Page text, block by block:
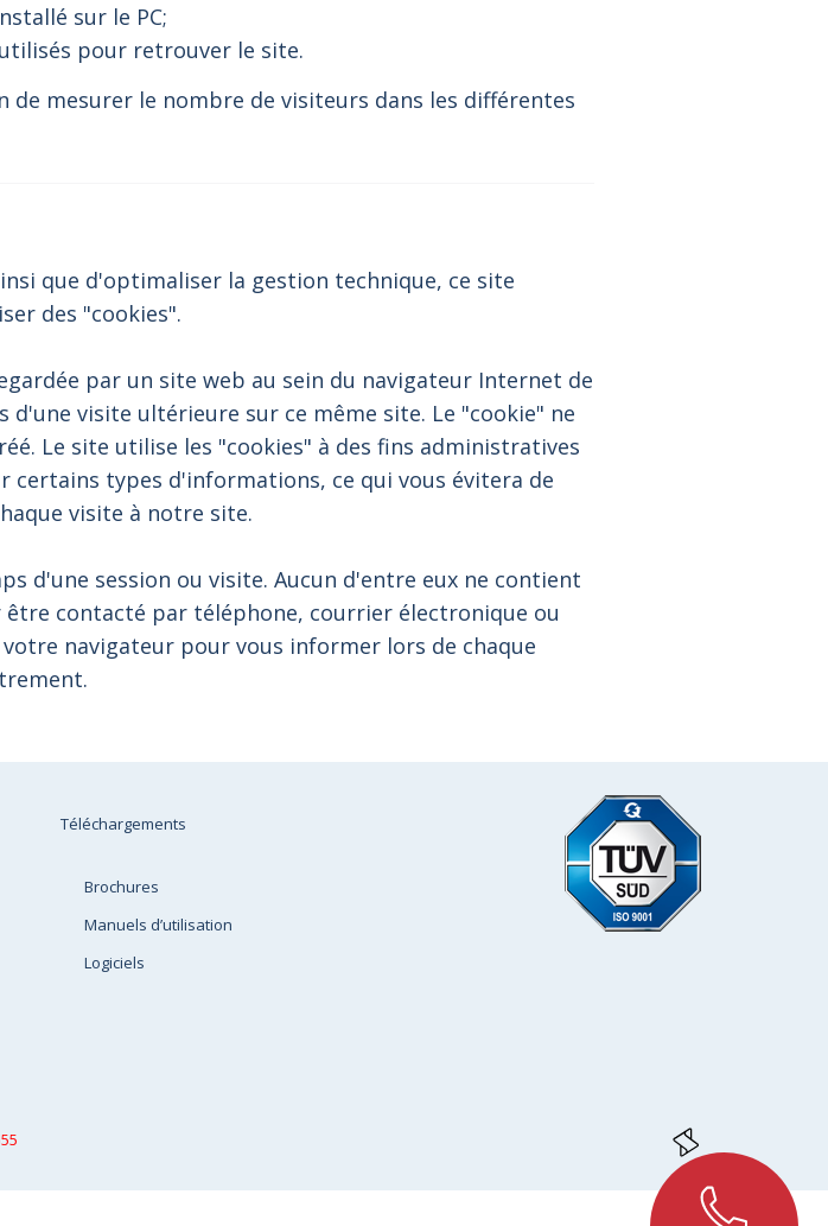
sur le PC;
pour retrouver le site.
de mesurer le nombre de visiteurs dans les différentes
que d'optimaliser la gestion technique, ce site
des "cookies".
par un site web au sein du navigateur Internet de
visite ultérieure sur ce même site. Le "cookie" ne
Le site utilise les "cookies" à des fins administratives
types d'informations, ce qui vous évitera de
visite à notre site.
d'une session ou visite. Aucun d'entre eux ne contient
contacté par téléphone, courrier électronique ou
navigateur pour vous informer lors de chaque
Téléchargements
Brochures
Manuels d’utilisation
Logiciels